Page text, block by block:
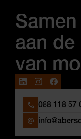
aan
van
088 118 57